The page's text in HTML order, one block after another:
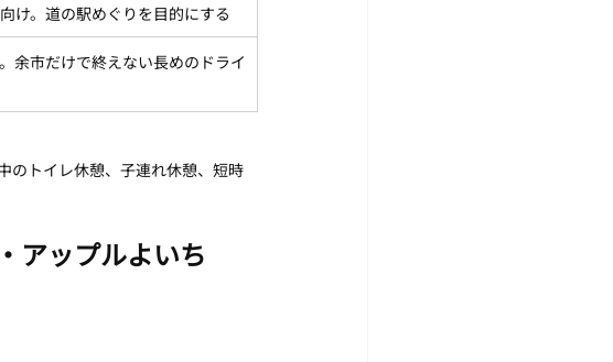
け。道の駅めぐりを目的にする
余市だけで終えない長めのドライ
のトイレ休憩、子連れ休憩、短時
アップルよいち